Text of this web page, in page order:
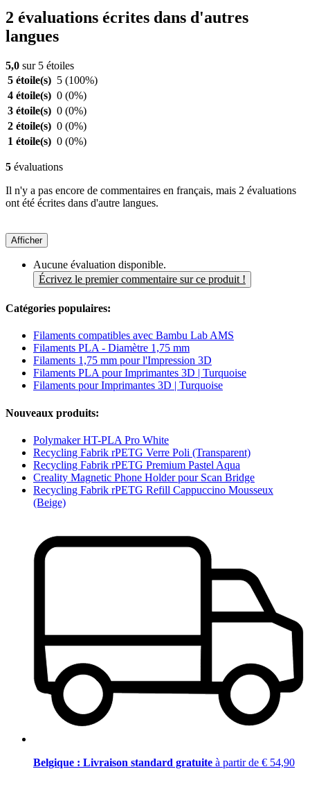
2 évaluations écrites dans d'autres
langues
5,0 sur 5 étoiles
5 étoile(s) 5 (100%)
4 étoile(s) 0 (0%)
3 étoile(s) 0 (0%)
2 étoile(s) 0 (0%)
1 étoile(s) 0 (0%)
5 évaluations
Il n'y a pas encore de commentaires en français, mais 2 évaluations
ont été écrites dans d'autre langues.
Afficher
Aucune évaluation disponible.
Écrivez le premier commentaire sur ce produit !
Catégories populaires:
Filaments compatibles avec Bambu Lab AMS
Filaments PLA - Diamètre 1,75 mm
Filaments 1,75 mm pour l'Impression 3D
Filaments PLA pour Imprimantes 3D | Turquoise
Filaments pour Imprimantes 3D | Turquoise
Nouveaux produits:
Polymaker HT-PLA Pro White
Recycling Fabrik rPETG Verre Poli (Transparent)
Recycling Fabrik rPETG Premium Pastel Aqua
Creality Magnetic Phone Holder pour Scan Bridge
Recycling Fabrik rPETG Refill Cappuccino Mousseux
(Beige)
Belgique : Livraison standard gratuite à partir de € 54,90